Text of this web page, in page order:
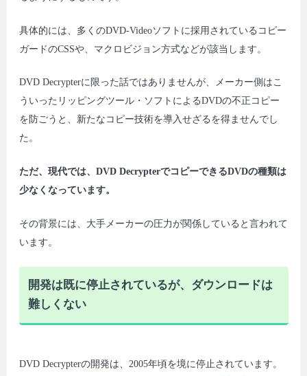
具体的には、多くのDVD-Videoソフトに採用されているコピー
ガードのCSSや、マクロビジョン方式などが該当します。
DVD Decrypterに限った話ではありませんが、メーカー側はこ
ういったリッピングツール・ソフトによるDVDの不正コピー
を防ごうと、新たなコピー技術を導入せざるを得ませんでし
た。
ただ、現代では、DVD DecrypterでコピーできるDVDの種類は
少なくなっています。
その背景には、大手メーカーの圧力が関係していると言われて
います。
開発は既に停止されているが、ダウンロードは
難しくない
DVD Decrypterの開発は、2005年頃を境に停止されています。